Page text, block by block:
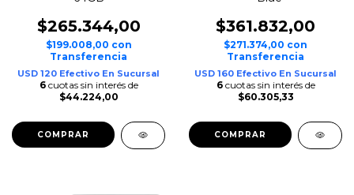
$265.344,00
$199.008,00 con
Transferencia
USD 120 Efectivo En Sucursal
6 cuotas sin interés de
$44.224,00
$361.832,00
$271.374,00 con
Transferencia
USD 160 Efectivo En Sucursal
6 cuotas sin interés de
$60.305,33